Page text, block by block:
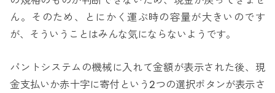
ん。そのため、とにかく運ぶ時の容量が大きいのです
が、そういうことはみんな気にならないようです。
パントシステムの機械に入れて金額が表示された後、現
金支払いか赤十字に寄付という2つの選択ボタンが表示さ